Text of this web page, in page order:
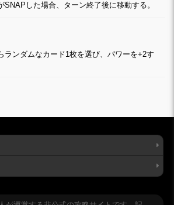
SNAPした場合、ターン終了後に移動する。
ランダムなカード1枚を選び、パワーを+2す